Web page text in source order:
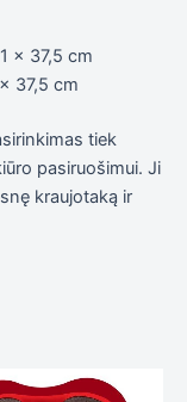
x 37,5 cm
37,5 cm
tiek
pasiruošimui. Ji
kraujotaką ir